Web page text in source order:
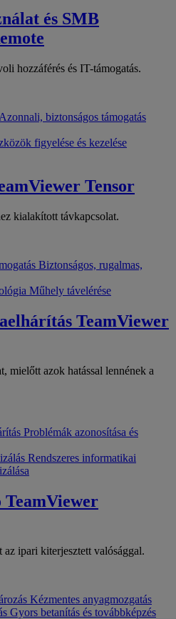
és SMB
hozzáférés és IT-támogatás.
Azonnali, biztonságos támogatás
figyelése és kezelése
Tensor
kialakított távkapcsolat.
Biztonságos, rugalmas,
Műhely távelérése
TeamViewer
mielőtt azok hatással lennének a
Problémák azonosítása és
Rendszeres informatikai
TeamViewer
ipari kiterjesztett valósággal.
Kézmentes anyagmozgatás
Gyors betanítás és továbbképzés